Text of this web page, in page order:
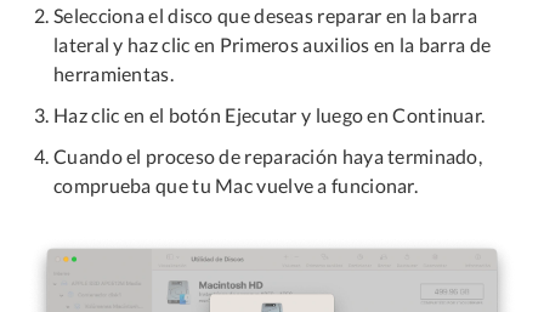
Selecciona el disco que deseas reparar en la barra
lateral y haz clic en Primeros auxilios en la barra de
herramientas.
Haz clic en el botón Ejecutar y luego en Continuar.
Cuando el proceso de reparación haya terminado,
comprueba que tu Mac vuelve a funcionar.